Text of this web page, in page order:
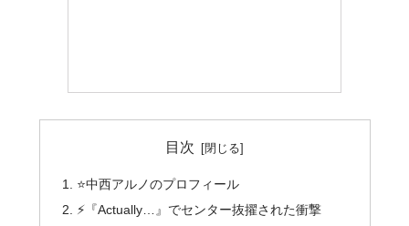
目次
⭐中西アルノのプロフィール
⚡『Actually…』でセンター抜擢された衝撃